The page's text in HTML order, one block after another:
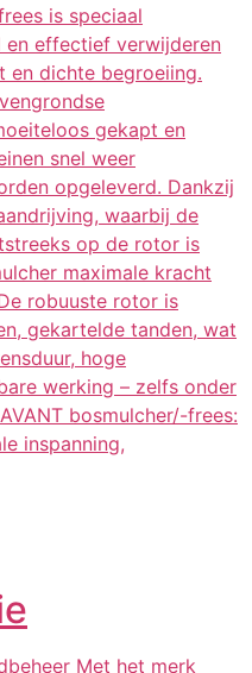
is speciaal
effectief verwijderen
en dichte begroeiing.
gekapt en
snel weer
opgeleverd. Dankzij
waarbij de
op de rotor is
maximale kracht
robuuste rotor is
gekartelde tanden, wat
hoge
werking – zelfs onder
bosmulcher/-frees:
inspanning,
Met het merk